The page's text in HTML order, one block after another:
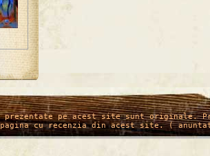
prezentate pe acest site sunt
cu recenzia din acest site. (